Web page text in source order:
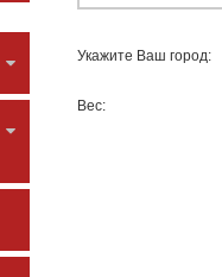
Укажите Ваш город:
Вес: